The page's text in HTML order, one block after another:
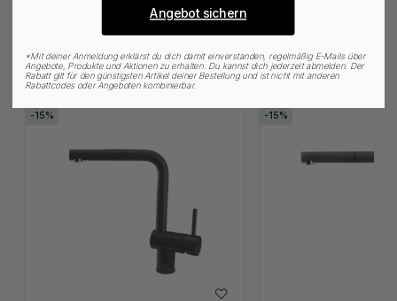
Verwandte Produkte
15 15
Angebot sichern
*Mit deiner Anmeldung erklärst du dich damit einverstanden, regelmäßig E-Mails über
Angebote, Produkte und Aktionen zu erhalten. Du kannst dich jederzeit abmelden. Der
Rabatt gilt für den günstigsten Artikel deiner Bestellung und ist nicht mit anderen
Rabattcodes oder Angeboten kombinierbar.